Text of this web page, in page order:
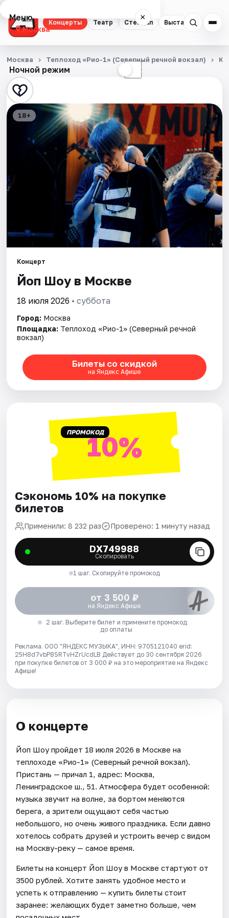
Концерты Театр Стендап Выставки
Меню ×
Москва
Концерты
Театр
Стендап
Выставки
Квесты
Экскурсии
Площадки
Артисты
Рейтинги
Ночной режим ☾
Москва Теплоход «Рио-1» (Северный речной вокзал)
18+
Концерт
Йоп Шоу в Москве
18 июля 2026 • суббота
Город: Москва
Площадка: Теплоход «Рио-1» (Северный речной
вокзал)
Билеты со скидкой
на Яндекс Афише
ПРОМОКОД10%
Сэкономь 10% на покупке
билетов
Применили: 8 232 раз Проверено: 1 минуту назад
DX749988
Скопировать
1 шаг. Скопируйте промокод
от 3 500 ₽
на Яндекс Афише
2 шаг. Выберите билет и примените промокод
до оплаты
Реклама. ООО "ЯНДЕКС МУЗЫКА", ИНН: 9705121040 erid:
25H8d7vbP8SRTvHZrUcdLB Действует до 30 сентября 2026
при покупке билетов от 3 000 ₽ на это мероприятие на Яндекс
Афише!
О концерте
Йоп Шоу пройдет 18 июля 2026 в Москве на
теплоходе «Рио-1» (Северный речной вокзал).
Пристань — причал 1, адрес: Москва,
Ленинградское ш., 51. Атмосфера будет особенной:
музыка звучит на волне, за бортом меняются
берега, а зрители ощущают себя частью
небольшого, но очень живого праздника. Если давно
хотелось собрать друзей и устроить вечер с видом
на Москву-реку — самое время.
Билеты на концерт Йоп Шоу в Москве стартуют от
3500 рублей. Хотите занять удобное место и
успеть к отправлению — купить билеты стоит
заранее: желающих будет заметно больше, чем